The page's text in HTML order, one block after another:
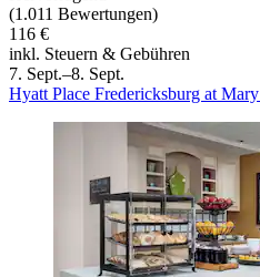
(1.011 Bewertungen)
116 €
inkl. Steuern & Gebühren
7. Sept.–8. Sept.
Hyatt Place Fredericksburg at